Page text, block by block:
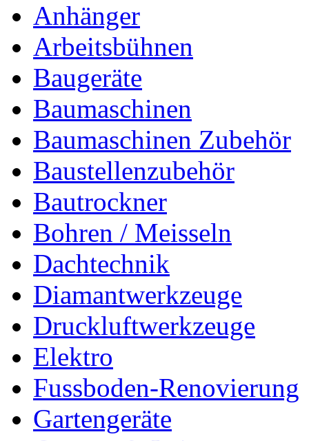
Anhänger
Arbeitsbühnen
Baugeräte
Baumaschinen
Baumaschinen Zubehör
Baustellenzubehör
Bautrockner
Bohren / Meisseln
Dachtechnik
Diamantwerkzeuge
Druckluftwerkzeuge
Elektro
Fussboden-Renovierung
Gartengeräte